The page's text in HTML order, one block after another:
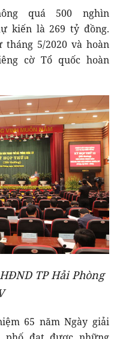
quá 500 nghìn
kiến là 269 tỷ đồng.
5/2020 và hoàn
cờ Tổ quốc hoàn
TP Hải Phòng
65 năm Ngày giải